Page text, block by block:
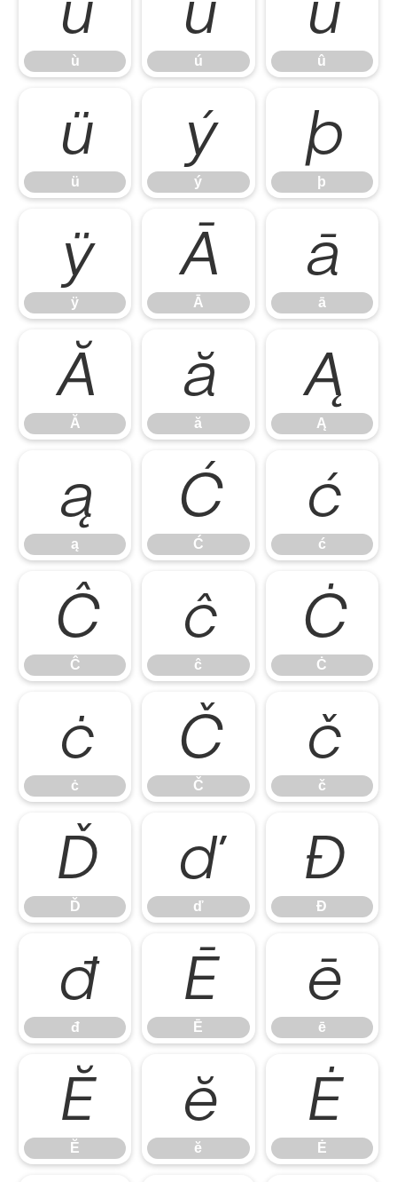
ù ú û
ü
ü
ý
ý
þ
þ
ÿ
ÿ
Ā
Ā
ā
ā
Ă
Ă
ă
ă
Ą
Ą
ą
ą
Ć
Ć
ć
ć
Ĉ
Ĉ
ĉ
ĉ
Ċ
Ċ
ċ
ċ
Č
Č
č
č
Ď
Ď
ď
ď
Đ
Đ
đ
đ
Ē
Ē
ē
ē
Ĕ
Ĕ
ĕ
ĕ
Ė
Ė